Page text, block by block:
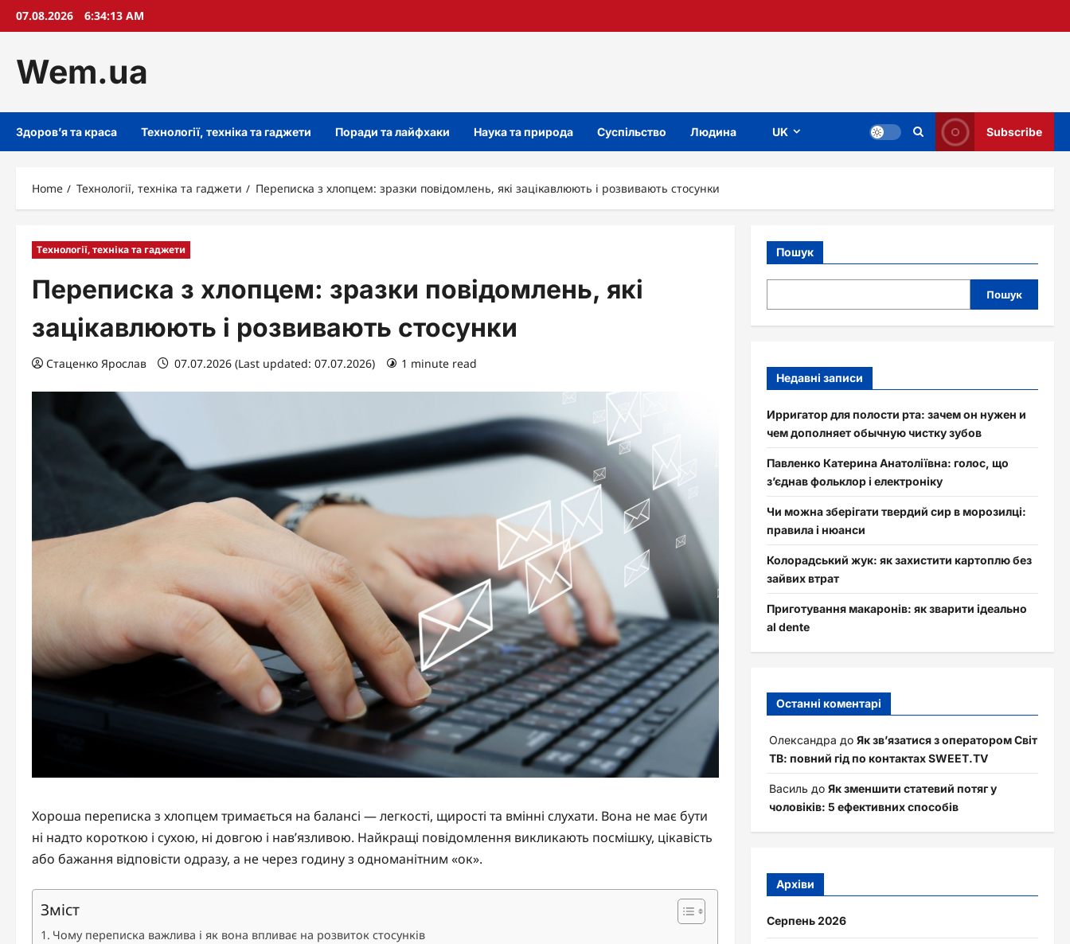
Skip07.08.2026 6:34:14 AM
Wem.ua
Здоров’я та краса Технології, техніка та гаджети Поради та лайфхаки Наука та природа Суспільство Людина UK Subscribe
Home Технології, техніка та гаджети Переписка з хлопцем: зразки повідомлень, які зацікавлюють і розвивають стосунки
Технології, техніка та гаджети
Переписка з хлопцем: зразки повідомлень, які
зацікавлюють і розвивають стосунки
Стаценко Ярослав 07.07.2026 (Last updated: 07.07.2026) 1 minute read
Хороша переписка з хлопцем тримається на балансі — легкості, щирості та вмінні слухати. Вона не має бути
ні надто короткою і сухою, ні довгою і нав’язливою. Найкращі повідомлення викликають посмішку, цікавість
або бажання відповісти одразу, а не через годину з одноманітним «ок».
Зміст
Чому переписка важлива і як вона впливає на розвиток стосунків
Пошук
Пошук
Недавні записи
Ирригатор для полости рта: зачем он нужен и
чем дополняет обычную чистку зубов
Павленко Катерина Анатоліївна: голос, що
з’єднав фольклор і електроніку
Чи можна зберігати твердий сир в морозилці:
правила і нюанси
Колорадський жук: як захистити картоплю без
зайвих втрат
Приготування макаронів: як зварити ідеально
al dente
Останні коментарі
Олександра до Як зв’язатися з оператором Світ
ТВ: повний гід по контактах SWEET.TV
Василь до Як зменшити статевий потяг у
чоловіків: 5 ефективних способів
Архіви
Серпень 2026